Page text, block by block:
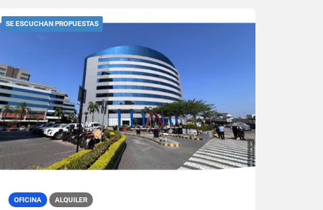
SE ESCUCHAN PROPUESTAS
OFICINA ALQUILER